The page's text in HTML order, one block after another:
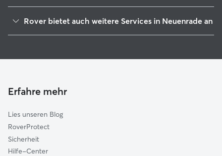
Nachrodt-Wiblingwerde
Hemer
Lüdenscheid
Sundern
Menden
Rover bietet auch weitere Services in Neuenrade an
Katzensitter in Neuenrade
Erfahre mehr
Lies unseren Blog
RoverProtect
Sicherheit
Hilfe-Center